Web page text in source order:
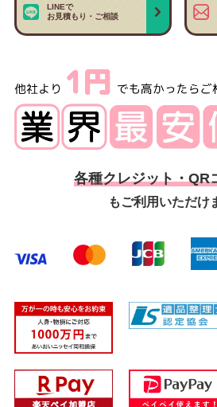
LINEで
お見積もり・ご相談
各種クレジット・QR
もご利用いただけ